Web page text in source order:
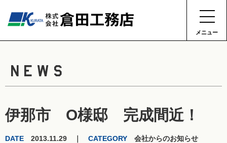
メニュー
NEWS
伊那市 O様邸 完成間近！
DATE 2013.11.29 ｜ CATEGORY 会社からのお知らせ